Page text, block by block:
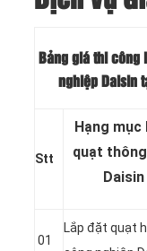
Bảng giá thi công
nghiệp Daisin
Stt
Hạng
quạt
01
Lắp đặt quạt